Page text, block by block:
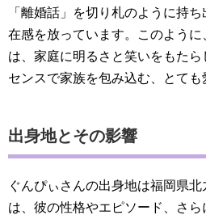
「離婚話」を切り札のように持
在感を放っています。このよう
は、家庭に明るさと笑いをもた
センスで家族を包み込む、とても
出身地とその影響
ぐんぴぃさんの出身地は福岡県
は、彼の性格やエピソード、さ